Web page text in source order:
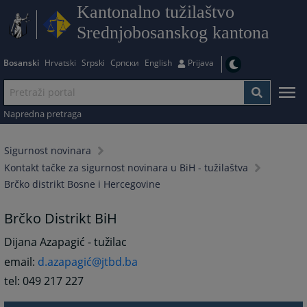
Kantonalno tužilaštvo
Srednjobosanskog kantona
Bosanski Hrvatski Srpski Српски English Prijava
Napredna pretraga
Sigurnost novinara
Kontakt tačke za sigurnost novinara u BiH - tužilaštva
Brčko distrikt Bosne i Hercegovine
Brčko Distrikt BiH
Dijana Azapagić - tužilac
email: d.azapagić@jtbd.ba
tel: 049 217 227